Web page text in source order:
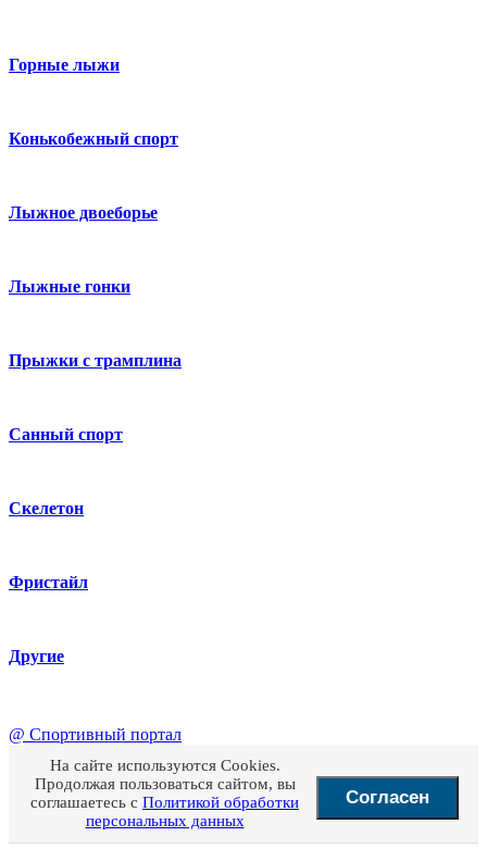
Горные лыжи
Конькобежный спорт
Лыжное двоеборье
Лыжные гонки
Прыжки с трамплина
Санный спорт
Скелетон
Фристайл
Другие
@ Спортивный портал
На сайте используются Cookies.
Продолжая пользоваться сайтом, вы
соглашаетесь с Политикой обработки
персональных данных
Согласен